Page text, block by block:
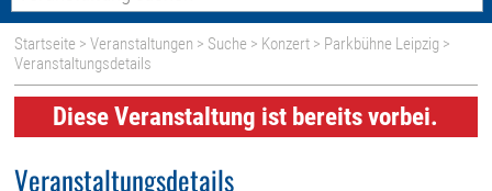
Startseite >Veranstaltungen > Suche > Konzert > Parkbühne Leipzig >
Veranstaltungsdetails
Diese Veranstaltung ist bereits vorbei.
Veranstaltungsdetails